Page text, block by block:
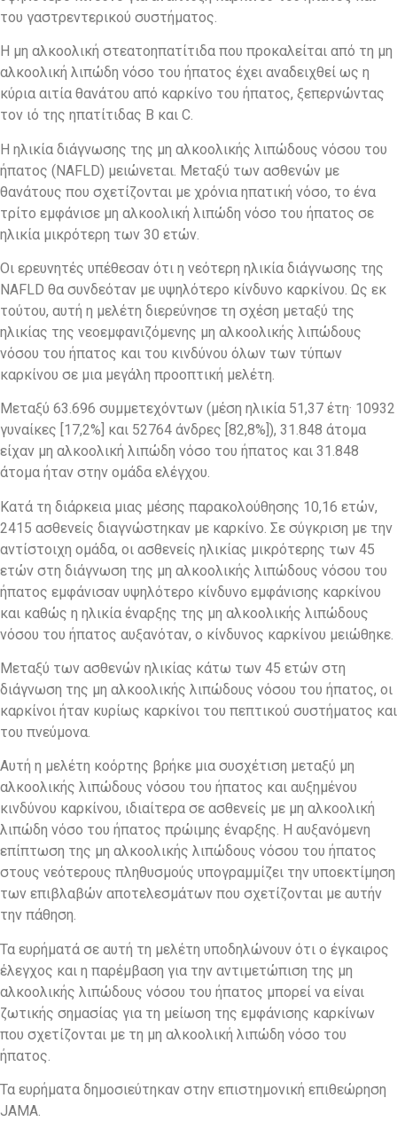
του γαστρεντερικού συστήματος.
Η μη αλκοολική στεατοηπατίτιδα που προκαλείται από τη μη
αλκοολική λιπώδη νόσο του ήπατος έχει αναδειχθεί ως η
κύρια αιτία θανάτου από καρκίνο του ήπατος, ξεπερνώντας
τον ιό της ηπατίτιδας Β και C.
Η ηλικία διάγνωσης της μη αλκοολικής λιπώδους νόσου του
ήπατος (NAFLD) μειώνεται. Μεταξύ των ασθενών με
θανάτους που σχετίζονται με χρόνια ηπατική νόσο, το ένα
τρίτο εμφάνισε μη αλκοολική λιπώδη νόσο του ήπατος σε
ηλικία μικρότερη των 30 ετών.
Οι ερευνητές υπέθεσαν ότι η νεότερη ηλικία διάγνωσης της
NAFLD θα συνδεόταν με υψηλότερο κίνδυνο καρκίνου. Ως εκ
τούτου, αυτή η μελέτη διερεύνησε τη σχέση μεταξύ της
ηλικίας της νεοεμφανιζόμενης μη αλκοολικής λιπώδους
νόσου του ήπατος και του κινδύνου όλων των τύπων
καρκίνου σε μια μεγάλη προοπτική μελέτη.
Μεταξύ 63.696 συμμετεχόντων (μέση ηλικία 51,37 έτη· 10932
γυναίκες [17,2%] και 52764 άνδρες [82,8%]), 31.848 άτομα
είχαν μη αλκοολική λιπώδη νόσο του ήπατος και 31.848
άτομα ήταν στην ομάδα ελέγχου.
Κατά τη διάρκεια μιας μέσης παρακολούθησης 10,16 ετών,
2415 ασθενείς διαγνώστηκαν με καρκίνο. Σε σύγκριση με την
αντίστοιχη ομάδα, οι ασθενείς ηλικίας μικρότερης των 45
ετών στη διάγνωση της μη αλκοολικής λιπώδους νόσου του
ήπατος εμφάνισαν υψηλότερο κίνδυνο εμφάνισης καρκίνου
και καθώς η ηλικία έναρξης της μη αλκοολικής λιπώδους
νόσου του ήπατος αυξανόταν, ο κίνδυνος καρκίνου μειώθηκε.
Μεταξύ των ασθενών ηλικίας κάτω των 45 ετών στη
διάγνωση της μη αλκοολικής λιπώδους νόσου του ήπατος, οι
καρκίνοι ήταν κυρίως καρκίνοι του πεπτικού συστήματος και
του πνεύμονα.
Αυτή η μελέτη κοόρτης βρήκε μια συσχέτιση μεταξύ μη
αλκοολικής λιπώδους νόσου του ήπατος και αυξημένου
κινδύνου καρκίνου, ιδιαίτερα σε ασθενείς με μη αλκοολική
λιπώδη νόσο του ήπατος πρώιμης έναρξης. Η αυξανόμενη
επίπτωση της μη αλκοολικής λιπώδους νόσου του ήπατος
στους νεότερους πληθυσμούς υπογραμμίζει την υποεκτίμηση
των επιβλαβών αποτελεσμάτων που σχετίζονται με αυτήν
την πάθηση.
Τα ευρήματά σε αυτή τη μελέτη υποδηλώνουν ότι ο έγκαιρος
έλεγχος και η παρέμβαση για την αντιμετώπιση της μη
αλκοολικής λιπώδους νόσου του ήπατος μπορεί να είναι
ζωτικής σημασίας για τη μείωση της εμφάνισης καρκίνων
που σχετίζονται με τη μη αλκοολική λιπώδη νόσο του
ήπατος.
Τα ευρήματα δημοσιεύτηκαν στην επιστημονική επιθεώρηση
JAMA.